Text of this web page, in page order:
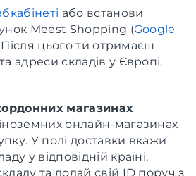
або встанови
Meest Shopping (Google
Після цього ти отримаєш
адреси складів у Європі,
магазинах
онлайн-магазинах
У полі доставки вкажи
у відповідній країні,
та додай свій ID поруч з